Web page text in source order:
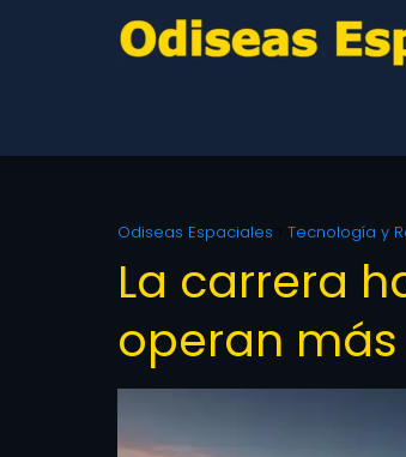
Odiseas Espaciales Tecnología y
La carrera
operan